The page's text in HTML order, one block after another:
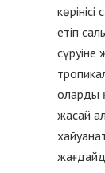
етіп
оларды
жасай